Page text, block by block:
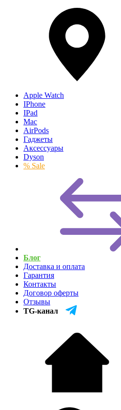
Apple Watch
IPhone
IPad
Mac
AirPods
Гаджеты
Аксессуары
Dyson
% Sale
Блог
Доставка и оплата
Гарантия
Контакты
Договор оферты
Отзывы
TG-канал